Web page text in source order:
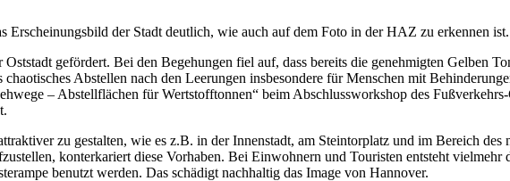
Erscheinungsbild der Stadt deutlich, wie auch auf dem Foto in der HAZ zu erkennen ist.
gefördert. Bei den Begehungen fiel auf, dass bereits die genehmigten Gelben
Abstellen nach den Leerungen insbesondere für Menschen mit
– Abstellflächen für Wertstofftonnen“ beim Abschlussworkshop des
zu gestalten, wie es z.B. in der Innenstadt, am Steintorplatz und im Bereich
konterkariert diese Vorhaben. Bei Einwohnern und Touristen entsteht vielmehr
benutzt werden. Das schädigt nachhaltig das Image von Hannover.